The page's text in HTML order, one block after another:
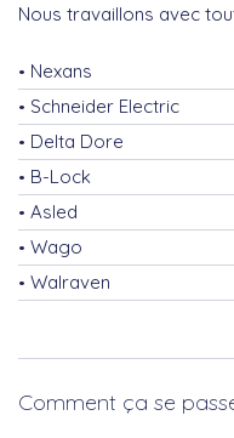
Nous travaillons avec
Nexans
Schneider Electric
Delta Dore
B-Lock
Asled
Wago
Walraven
Comment ça se